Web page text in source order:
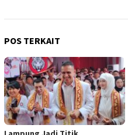
POS TERKAIT